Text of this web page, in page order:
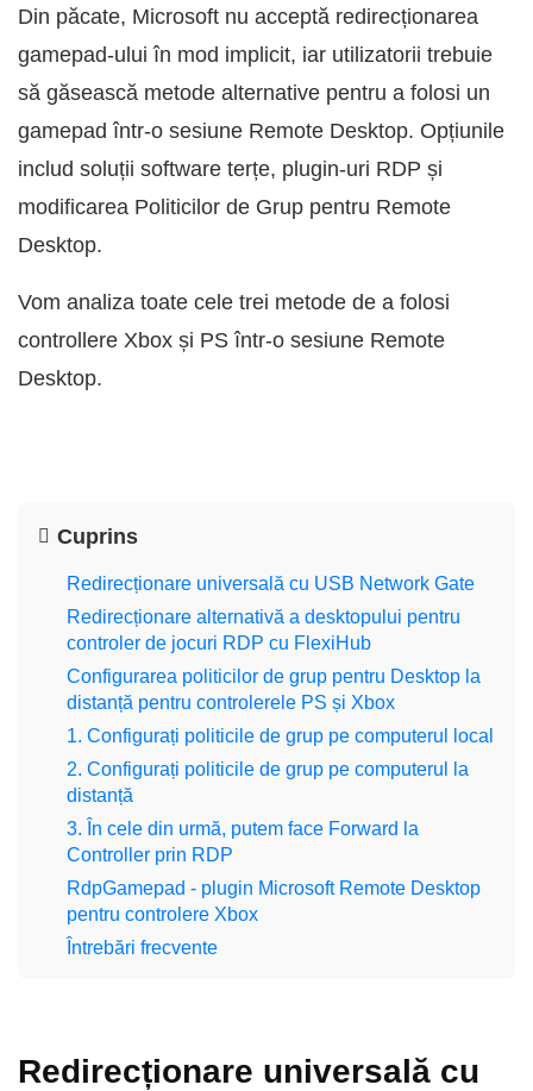
Din păcate, Microsoft nu acceptă redirecționarea
gamepad-ului în mod implicit, iar utilizatorii trebuie
să găsească metode alternative pentru a folosi un
gamepad într-o sesiune Remote Desktop. Opțiunile
includ soluții software terțe, plugin-uri RDP și
modificarea Politicilor de Grup pentru Remote
Desktop.
Vom analiza toate cele trei metode de a folosi
controllere Xbox și PS într-o sesiune Remote
Desktop.
Cuprins
Redirecționare universală cu USB Network Gate
Redirecționare alternativă a desktopului pentru
controler de jocuri RDP cu FlexiHub
Configurarea politicilor de grup pentru Desktop la
distanță pentru controlerele PS și Xbox
1. Configurați politicile de grup pe computerul local
2. Configurați politicile de grup pe computerul la
distanță
3. În cele din urmă, putem face Forward la
Controller prin RDP
RdpGamepad - plugin Microsoft Remote Desktop
pentru controlere Xbox
Întrebări frecvente
Redirecționare universală cu